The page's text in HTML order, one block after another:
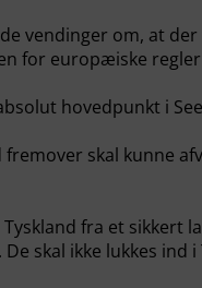
vendinger om, at
for europæiske
hovedpunkt i
skal kunne
fra et sikkert
skal ikke lukkes ind i